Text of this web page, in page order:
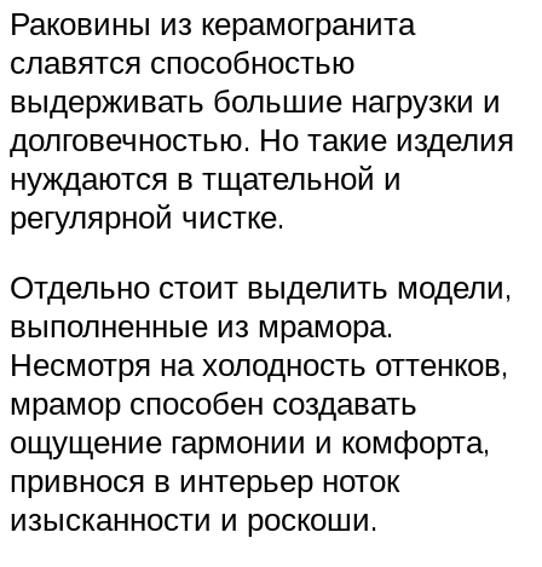
Раковины из керамогранита
славятся способностью
выдерживать большие нагрузки и
долговечностью. Но такие изделия
нуждаются в тщательной и
регулярной чистке.
Отдельно стоит выделить модели,
выполненные из мрамора.
Несмотря на холодность оттенков,
мрамор способен создавать
ощущение гармонии и комфорта,
привнося в интерьер ноток
изысканности и роскоши.